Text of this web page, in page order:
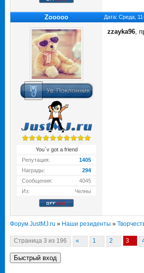
Zooooo Дата: Среда,
You`v got a friend
Репутация:
1405
Награды:
294
Сообщения:
4045
Из:
Челны
zzayka96,
Форум JustMJ.ru » Наши резиденты »
Страница 3 из 196 « 1 2 3